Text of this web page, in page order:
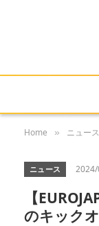
Home » ニュース
ニュース
【
のキック